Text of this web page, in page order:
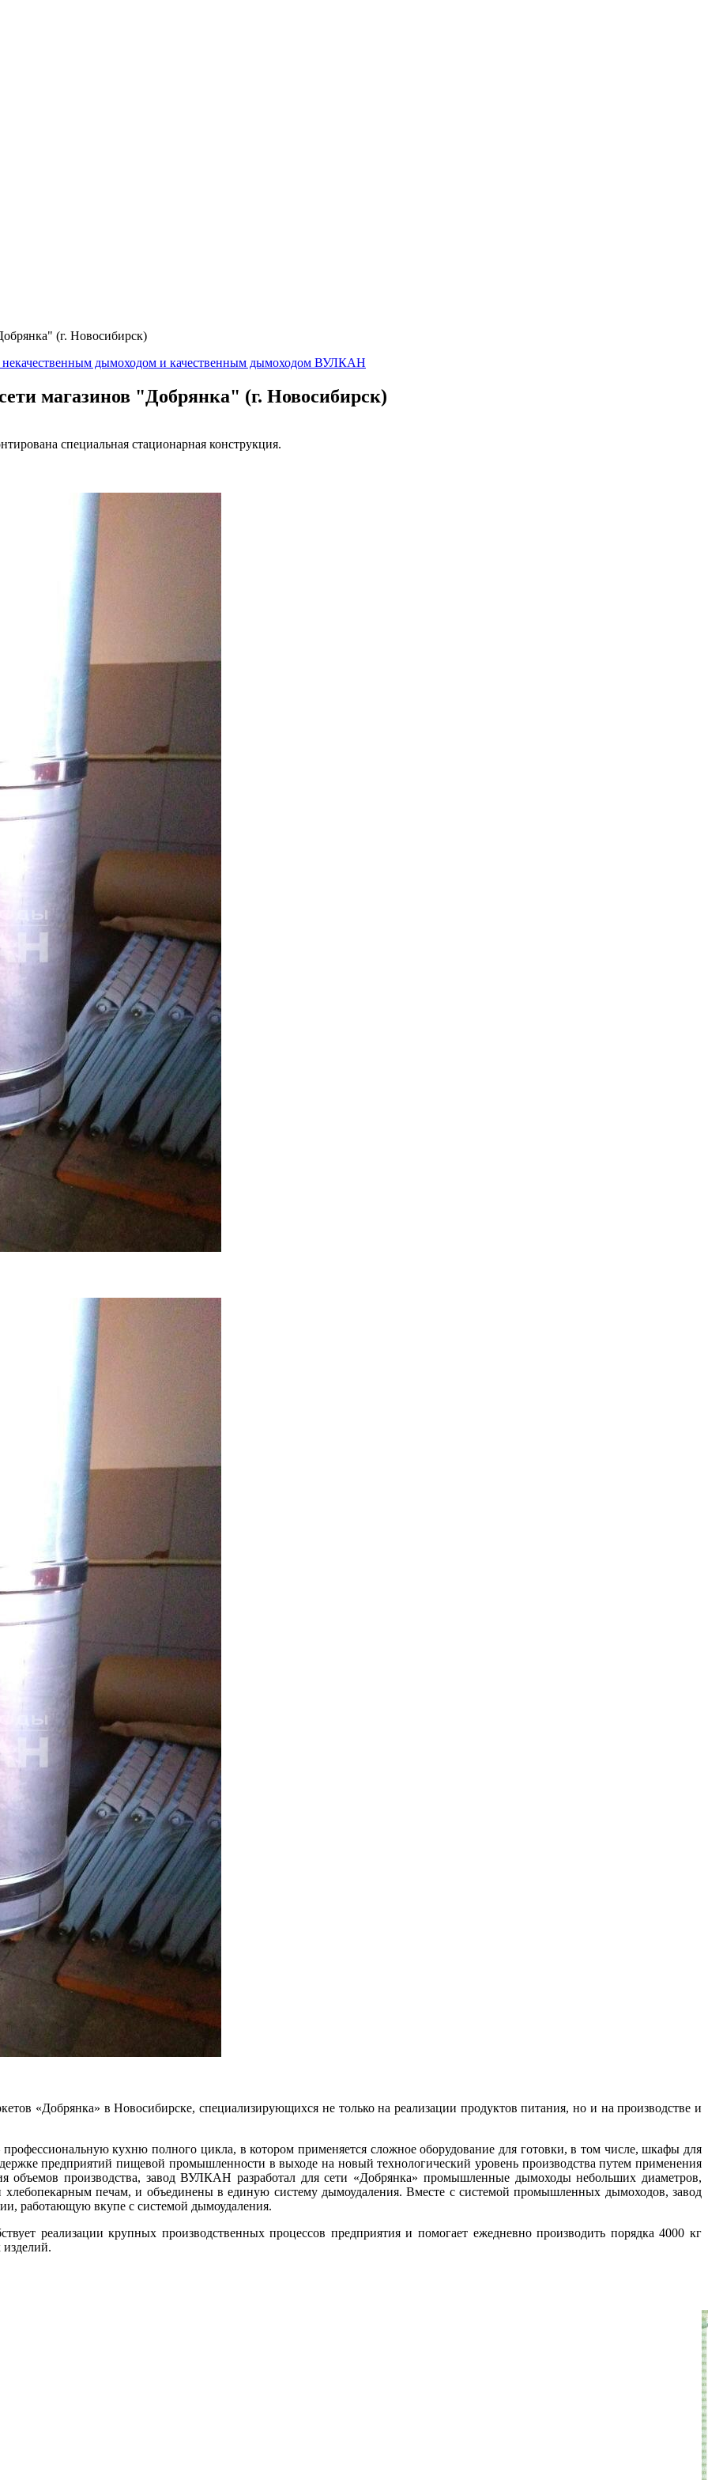
(г. Новосибирск)
некачественным дымоходом и качественным дымоходом ВУЛКАН
магазинов "Добрянка" (г. Новосибирск)
специальная стационарная конструкция.
«Добрянка» в Новосибирске, специализирующихся не только на реализации продуктов питания, но и на производстве и
кухню полного цикла, в котором применяется сложное оборудование для готовки, в том числе, шкафы для
предприятий пищевой промышленности в выходе на новый технологический уровень производства путем применения
объемов производства, завод ВУЛКАН разработал для сети «Добрянка» промышленные дымоходы небольших диаметров,
печам, и объединены в единую систему дымоудаления. Вместе с системой промышленных дымоходов, завод
работающую вкупе с системой дымоудаления.
реализации крупных производственных процессов предприятия и помогает ежедневно производить порядка 4000 кг